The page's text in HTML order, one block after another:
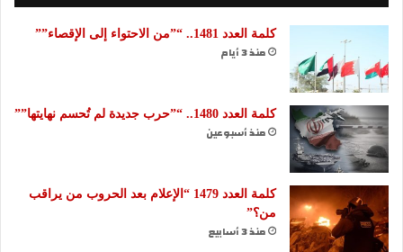
كلمة العدد 1481.. “”من الاحتواء إلى الإقصاء””
منذ 3 أيام
كلمة العدد 1480.. “”حرب جديدة لم تُحسم نهايتها””
منذ أسبوعين
كلمة العدد 1479 “الإعلام بعد الحروب من يراقب
من؟”
منذ 3 أسابيع